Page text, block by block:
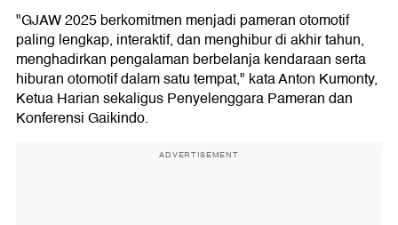
"GJAW 2025 berkomitmen menjadi pameran otomotif
paling lengkap, interaktif, dan menghibur di akhir tahun,
menghadirkan pengalaman berbelanja kendaraan serta
hiburan otomotif dalam satu tempat," kata Anton Kumonty,
Ketua Harian sekaligus Penyelenggara Pameran dan
Konferensi Gaikindo.
ADVERTISEMENT